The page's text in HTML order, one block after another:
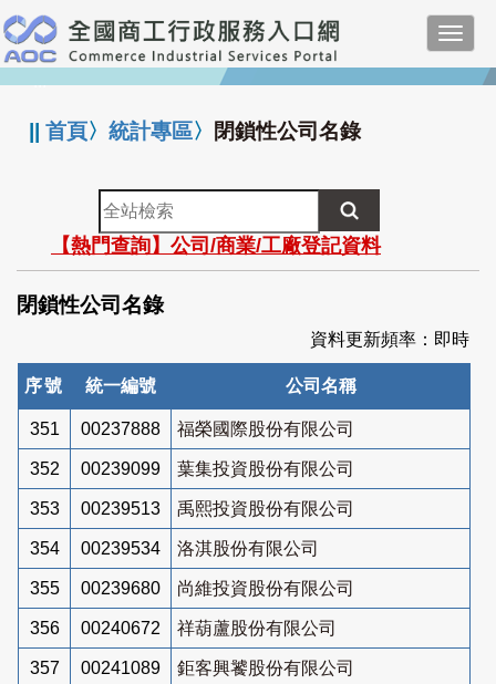
跳
到
主
要
:::
||首頁〉統計專區〉 閉鎖性公司名錄
全
站
檢
索
【熱門查詢】公司/商業/工廠登記資料
閉鎖性公司名錄
資料更新頻率：即時
序號 統一編號 公司名稱
351 00237888 福榮國際股份有限公司
352 00239099 葉集投資股份有限公司
353 00239513 禹熙投資股份有限公司
354 00239534 洛淇股份有限公司
355 00239680 尚維投資股份有限公司
356 00240672 祥葫蘆股份有限公司
357 00241089 鉅客興饕股份有限公司